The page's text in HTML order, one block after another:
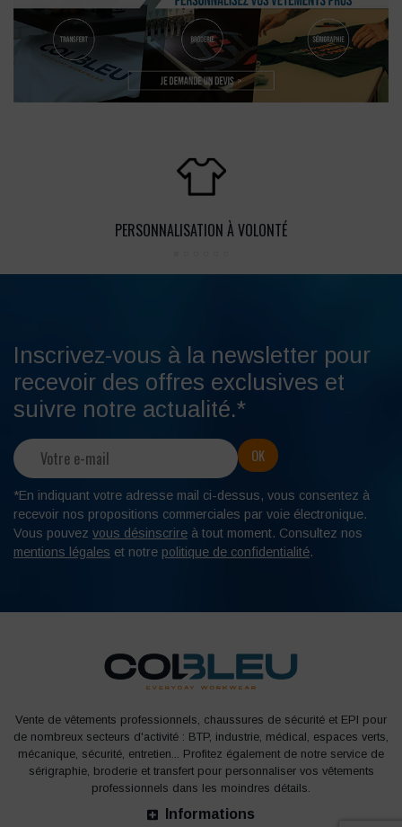
PERSONNALISATION À VOLONTÉ
Inscrivez-vous à la newsletter pour
recevoir des offres exclusives et
suivre notre actualité.*
*En indiquant votre adresse mail ci-dessus, vous consentez à
recevoir nos propositions commerciales par voie électronique.
Vous pouvez vous désinscrire à tout moment. Consultez nos
mentions légales et notre politique de confidentialité.
Vente de vêtements professionnels, chaussures de sécurité et EPI pour
de nombreux secteurs d'activité : BTP, industrie, médical, espaces verts,
mécanique, sécurité, entretien... Profitez également de notre service de
sérigraphie, broderie et transfert pour personnaliser vos vêtements
professionnels dans les moindres détails.
Informations